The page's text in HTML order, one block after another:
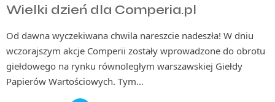
Wielki dzień dla Comperia.pl
Od dawna wyczekiwana chwila nareszcie nadeszła! W dniu
wczorajszym akcje Comperii zostały wprowadzone do obrotu
giełdowego na rynku równoległym warszawskiej Giełdy
Papierów Wartościowych. Tym…